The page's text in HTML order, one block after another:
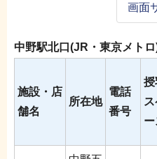
画面
中野駅北口(JR・東京メト
施設・店
舗名
所在地
電話
番号
授
ー